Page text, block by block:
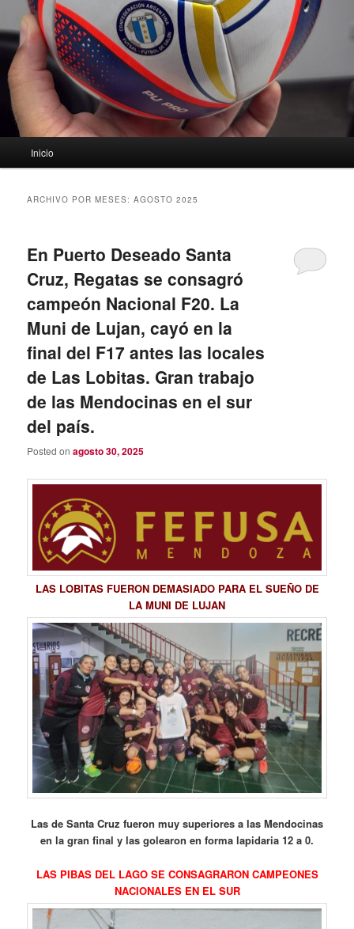
Inicio
ARCHIVO POR MESES:AGOSTO 2025
En Puerto Deseado Santa
Cruz, Regatas se consagró
campeón Nacional F20. La
Muni de Lujan, cayó en la
final del F17 antes las locales
de Las Lobitas. Gran trabajo
de las Mendocinas en el sur
del país.
Posted onagosto 30, 2025
LAS LOBITAS FUERON DEMASIADO PARA EL SUEÑO DE
LA MUNI DE LUJAN
Las de Santa Cruz fueron muy superiores a las Mendocinas
en la gran final y las golearon en forma lapidaria 12 a 0.
LAS PIBAS DEL LAGO SE CONSAGRARON CAMPEONES
NACIONALES EN EL SUR